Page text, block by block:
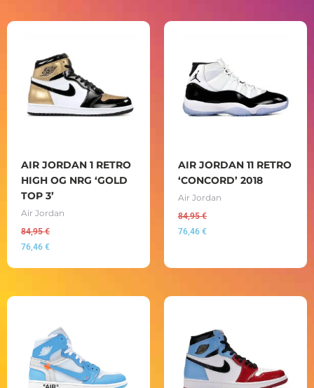
AIR JORDAN 1 RETRO
HIGH OG NRG ‘GOLD
TOP 3’
Air Jordan
84,95€
76,46 €
AIR JORDAN 11 RETRO
‘CONCORD’ 2018
Air Jordan
84,95€
76,46 €